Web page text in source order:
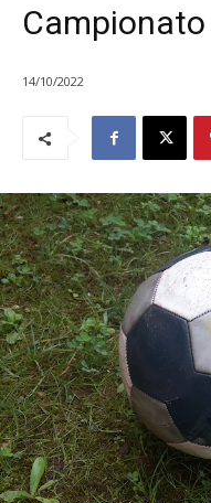
Campionato
14/10/2022